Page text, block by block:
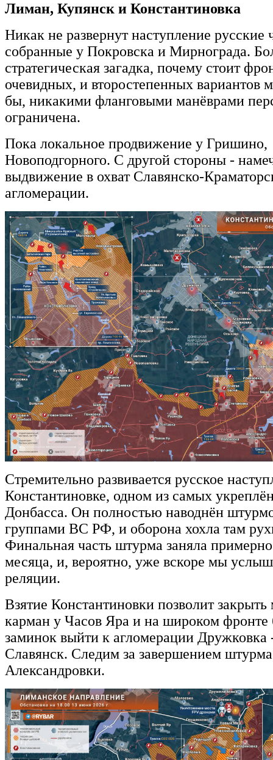
Лиман, Купянск и Константиновка
Никак не развернут наступление русские
собранные у Покровска и Мирнограда.
стратегическая загадка, почему стоит
очевидных, и второстепенных вариантов
бы, никакими фланговыми манёврами
ограничена.
Пока локальное продвижение у Гришино,
Новоподгорного. С другой стороны -
выдвижение в охват Славянско-
агломерации.
Стремительно развивается русское
Константиновке, одном из самых
Донбасса. Он полностью наводнён
группами ВС РФ, и оборона хохла там
Финальная часть штурма заняла
месяца, и, вероятно, уже вскоре мы
реляции.
Взятие Константиновки позволит
карман у Часов Яра и на широком фронте
заминок выйти к агломерации Дружковка
Славянск. Следим за завершением
Александровки.